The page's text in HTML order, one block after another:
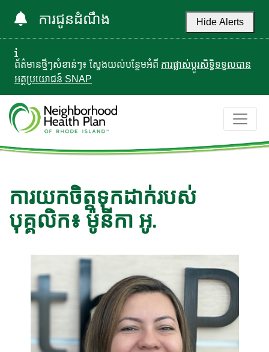
ការជូនដំណឹង Hide Alerts
ព័ត៌មានថ្មីៗសំខាន់ៗ៖ ស្វែងយល់បន្ថែមអំពី ការផ្លាស់ប្តូរសិទ្ធិទទួលបាន
អត្ថប្រយោជន៍ SNAP
ការយកចិត្តទុកដាក់របស់
បុគ្គលិក៖ ម៉ូនីកា អូ.